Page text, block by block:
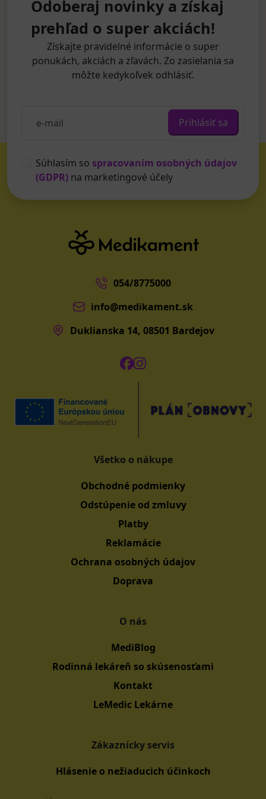
Odoberaj novinky a získaj
prehľad o super akciách!
Získajte pravidelné informácie o super
ponukách, akciách a zľavách. Zo zasielania sa
môžte kedykoľvek odhlásiť.
Prihlásiť sa
Súhlasím so spracovaním osobných údajov
(GDPR) na marketingové účely
054/8775000
info@medikament.sk
Duklianska 14, 08501 Bardejov
Všetko o nákupe
Obchodné podmienky
Odstúpenie od zmluvy
Platby
Reklamácie
Ochrana osobných údajov
Doprava
O nás
MediBlog
Rodinná lekáreň so skúsenosťami
Kontakt
LeMedic Lekárne
Zákaznícky servis
Hlásenie o nežiaducich účinkoch